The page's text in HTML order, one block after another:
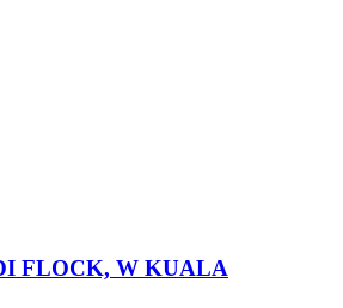
FLOCK, W KUALA